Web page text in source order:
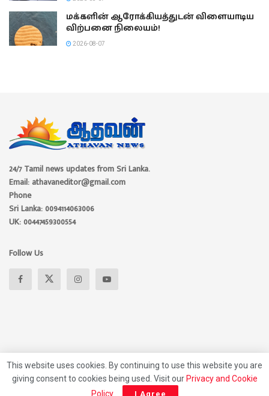
மக்களின் ஆரோக்கியத்துடன் விளையாடிய
விற்பனை நிலையம்!
2026-08-07
24/7 Tamil news updates from Sri Lanka.
Email: athavaneditor@gmail.com
Phone
Sri Lanka: 0094114063006
UK: 00447459300554
Follow Us
About Privacy Policy Contact Us
This website uses cookies. By continuing to use this website you are
giving consent to cookies being used. Visit our Privacy and Cookie
Policy. I Agree